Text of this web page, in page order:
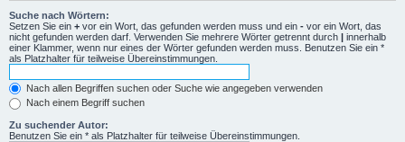
Suche nach Wörtern:
Setzen Sie ein + vor ein Wort, das gefunden werden muss und ein - vor ein Wort, das
nicht gefunden werden darf. Verwenden Sie mehrere Wörter getrennt durch | innerhalb
einer Klammer, wenn nur eines der Wörter gefunden werden muss. Benutzen Sie ein *
als Platzhalter für teilweise Übereinstimmungen.
Nach allen Begriffen suchen oder Suche wie angegeben verwenden
Nach einem Begriff suchen
Zu suchender Autor:
Benutzen Sie ein * als Platzhalter für teilweise Übereinstimmungen.